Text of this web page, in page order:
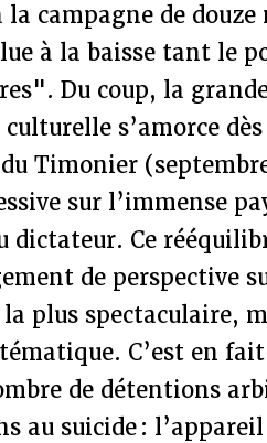
campagne de
à la baisse tant le
Du coup, la
s’amorce
Timonier
sur l’immense
dictateur. Ce
de perspective
la plus spectaculaire,
C’est en
de détentions
au suicide :